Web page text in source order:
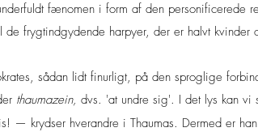
fænomen i form af den personificerede
de frygtindgydende harpyer, der er halvt kvinder
sådan lidt finurligt, på den sproglige
thaumazein, dvs. 'at undre sig'. I det lys kan vi
— krydser hverandre i Thaumas. Dermed er